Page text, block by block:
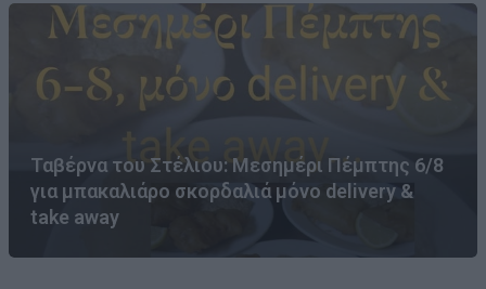
Ταβέρνα του Στέλιου: Μεσημέρι Πέμπτης 6/8
για μπακαλιάρο σκορδαλιά μόνο delivery &
take away